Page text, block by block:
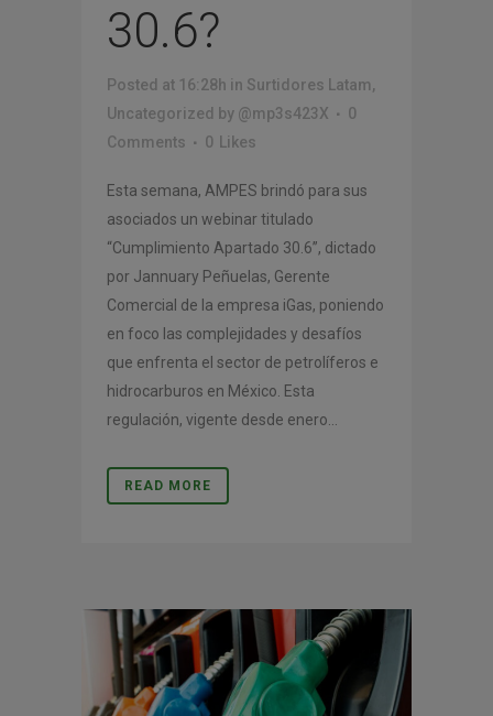
30.6?
Posted at 16:28h in Surtidores Latam,
Uncategorized by @mp3s423X
0
Comments
0 Likes
Esta semana, AMPES brindó para sus
asociados un webinar titulado
“Cumplimiento Apartado 30.6”, dictado
por Jannuary Peñuelas, Gerente
Comercial de la empresa iGas, poniendo
en foco las complejidades y desafíos
que enfrenta el sector de petrolíferos e
hidrocarburos en México. Esta
regulación, vigente desde enero...
READ MORE